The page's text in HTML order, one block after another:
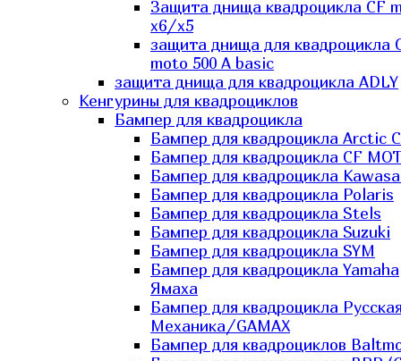
Защита днища квадроцикла СF
x6/x5
защита днища для квадроцикла
moto 500 A basic
защита днища для квадроцикла ADLY
Кенгурины для квадроциклов
Бампер для квадроцикла
Бампер для квадроцикла Arctic
Бампер для квадроцикла CF
Бампер для квадроцикла
Бампер для квадроцикла Polaris
Бампер для квадроцикла Stels
Бампер для квадроцикла Suzuki
Бампер для квадроцикла SYM
Бампер для квадроцикла Yamaha
Ямаха
Бампер для квадроцикла
Механика/GAMAX
Бампер для квадроциклов